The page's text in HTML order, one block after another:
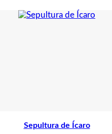
Sepultura de Ícaro